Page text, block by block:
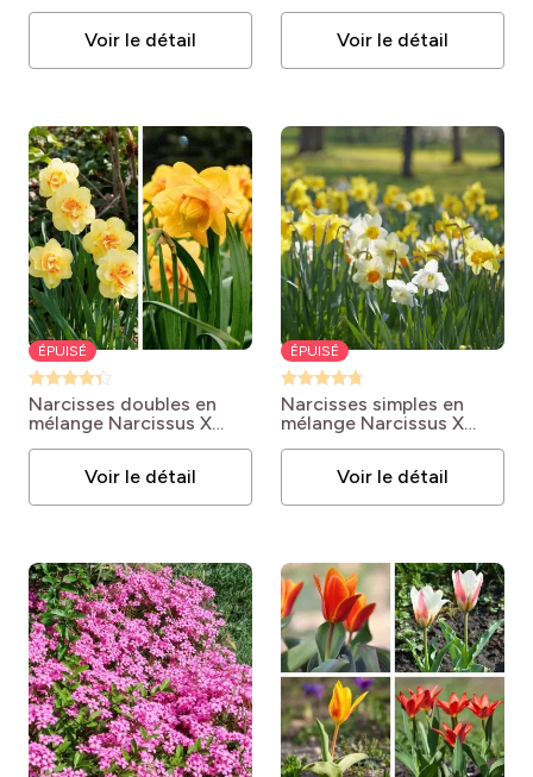
Voir le détail Voir le détail
ÉPUISÉ
Narcisses doubles en
mélange Narcissus X
Voir le détail
ÉPUISÉ
Narcisses simples en
mélange Narcissus X
Voir le détail